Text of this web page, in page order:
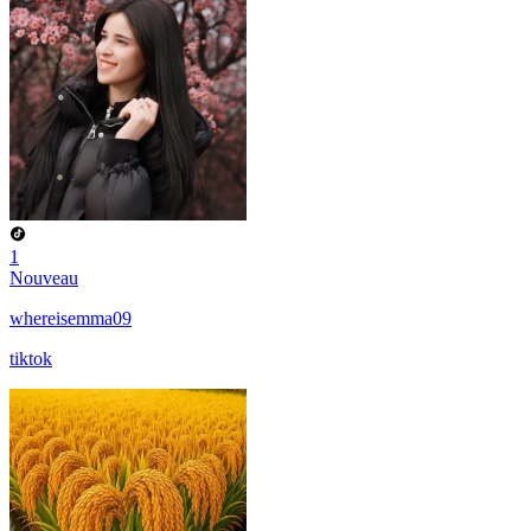
1
Nouveau
whereisemma09
tiktok